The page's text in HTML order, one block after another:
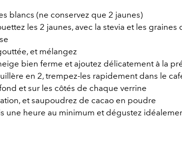
blancs (ne conservez que 2 jaunes)
les 2 jaunes, avec la stevia et les graines
et mélangez
bien ferme et ajoutez délicatement à la
en 2, trempez-les rapidement dans le
et sur les côtés de chaque verrine
et saupoudrez de cacao en poudre
une heure au minimum et dégustez